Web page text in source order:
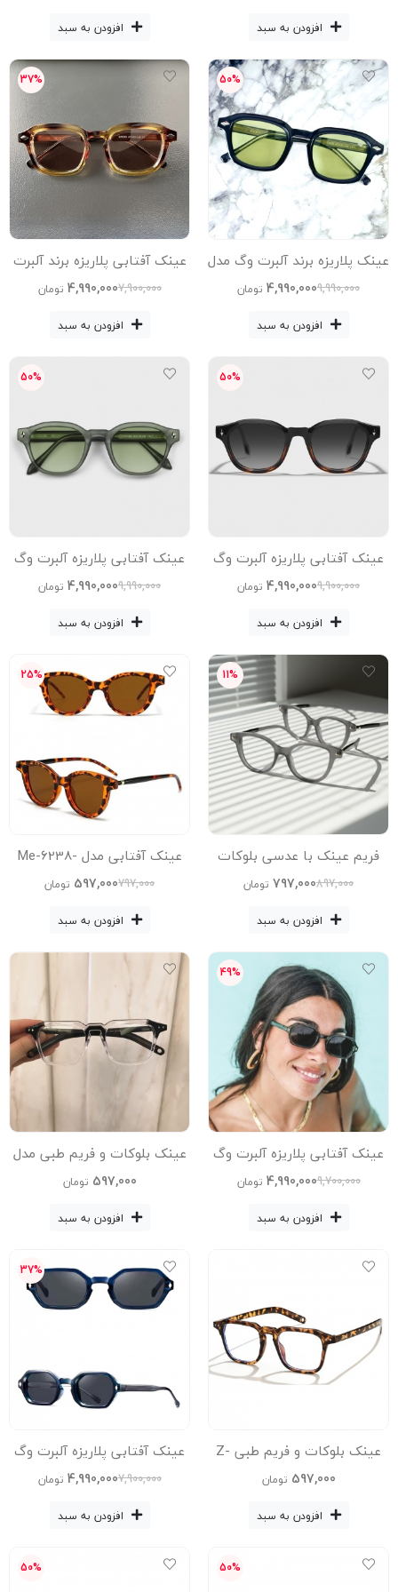
افزودن به سبد
طبی زنانه, عینک طبی مردانه,
افزودن به سبد
50%
عینک پلاریزه برند آلبرت وگ مدل
Sz-Solare-8202-C4-Blc-Grn
Visionareعینک آفتابی پلاریزه
زنانه, عینک آفتابی پلاریزه
9,990,000
4,990,000 تومان
افزودن به سبد
37%
عینک آفتابی پلاریزه برند آلبرت
وگ مدل Sz-Solare-8202-C5-
Visionareعینک آفتابی پلاریزه
زنانه, عینک آفتابی پلاریزه
7,900,000
4,990,000 تومان
افزودن به سبد
50%
عینک آفتابی پلاریزه آلبرت وگ
مدل Sz-8108-C2-Blc-Leo
9,900,000
4,990,000 تومان
افزودن به سبد
50%
عینک آفتابی پلاریزه آلبرت وگ
مدل Sz-8108-C3-Grn Acetate9,990,000
4,990,000 تومان
افزودن به سبد
11%
فریم عینک با عدسی بلوکات
مدل Me-6238-C10-Gry
897,000
797,000 تومان
افزودن به سبد
25%
عینک آفتابی مدل Me-6238-
C4-Leo797,000
597,000 تومان
افزودن به سبد
49%
عینک آفتابی پلاریزه آلبرت وگ
مدل Sz-8101-C1-Grn Acetate9,700,000
4,990,000 تومان
افزودن به سبد
عینک بلوکات و فریم طبی مدل
Z-3327-KO3B55-C11-Blc-Tra
597,000 تومان
افزودن به سبد
عینک بلوکات و فریم طبی Z-
597,000 تومان
افزودن به سبد
37%
عینک آفتابی پلاریزه آلبرت وگ
مدل Sz-8101-C2-Blu Acetate7,900,000
4,990,000 تومان
افزودن به سبد
50%
50%